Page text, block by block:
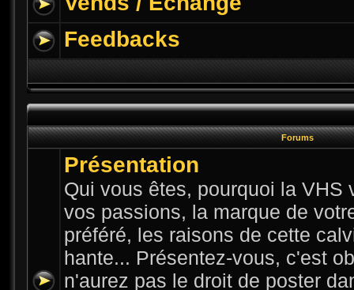
Feedbacks
Forums
Présentation
Qui vous êtes, pourquoi la VHS
vos passions, la marque de
préféré, les raisons de cette
hante... Présentez-vous, c'est
n'aurez pas le droit de poster